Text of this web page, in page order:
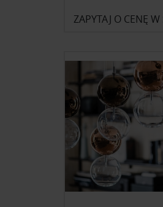
ZAPYTAJ O CENĘ